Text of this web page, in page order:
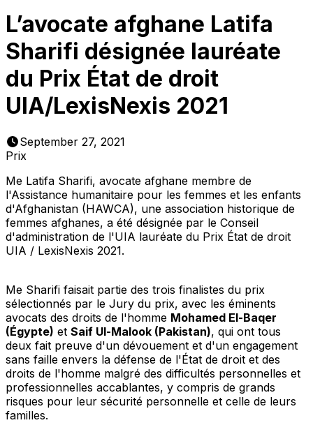
L’avocate afghane Latifa
Sharifi désignée lauréate
du Prix État de droit
UIA/LexisNexis 2021
September 27, 2021
Prix
Me Latifa Sharifi, avocate afghane membre de
l'Assistance humanitaire pour les femmes et les enfants
d'Afghanistan (HAWCA), une association historique de
femmes afghanes, a été désignée par le Conseil
d'administration de l'UIA lauréate du Prix État de droit
UIA / LexisNexis 2021.
Me Sharifi faisait partie des trois finalistes du prix
sélectionnés par le Jury du prix, avec les éminents
avocats des droits de l'homme Mohamed El-Baqer
(Égypte) et Saif Ul-Malook (Pakistan), qui ont tous
deux fait preuve d'un dévouement et d'un engagement
sans faille envers la défense de l'État de droit et des
droits de l'homme malgré des difficultés personnelles et
professionnelles accablantes, y compris de grands
risques pour leur sécurité personnelle et celle de leurs
familles.